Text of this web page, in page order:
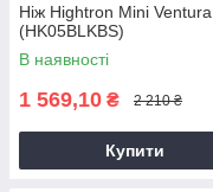
Ніж Hightron Mini Ventura
(HK05BLKBS)
В наявності
1 569,10 ₴ 2 210 ₴
Купити